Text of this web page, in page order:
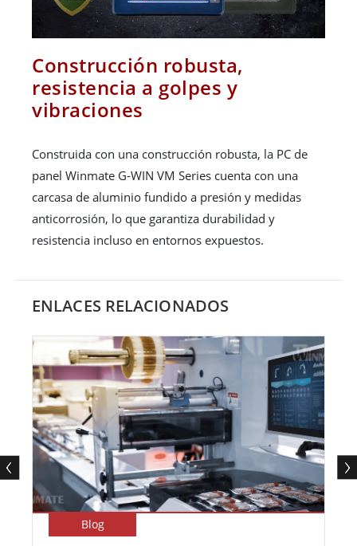
Construcción robusta,
resistencia a golpes y
vibraciones
Construida con una construcción robusta, la PC de
panel Winmate G-WIN VM Series cuenta con una
carcasa de aluminio fundido a presión y medidas
anticorrosión, lo que garantiza durabilidad y
resistencia incluso en entornos expuestos.
ENLACES RELACIONADOS
Blog